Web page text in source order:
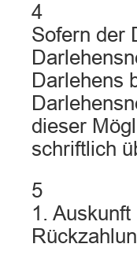
4
Sofern der
Darlehens
dieser
schriftlich
5
1.